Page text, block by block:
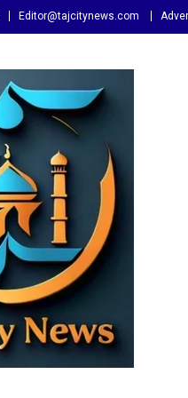
Editor@tajcitynews.com